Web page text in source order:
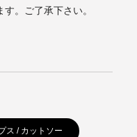
。ご了承下さい。
ス / カットソー